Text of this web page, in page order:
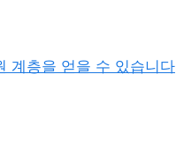
계층을 얻을 수 있습니다